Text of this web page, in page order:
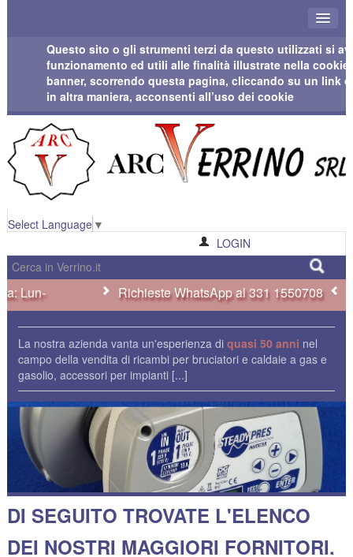
Questo sito o gli strumenti terzi da questo utilizzati si
funzionamento ed utili alle finalità illustrate nella
banner, scorrendo questa pagina, cliccando su un link
in altra maniera, acconsenti all’uso dei cookie
Select Language ▼
LOGIN
Richieste WhatsApp al 331 1550708
La nostra azienda vanta un'esperienza di quasi 50 anni nel
campo della vendita di ricambi per bruciatori e caldaie a gas e
gasolio, accessori per impianti [...]
DI SEGUITO TROVATE L'ELENCO
DEI NOSTRI MAGGIORI FORNITORI.